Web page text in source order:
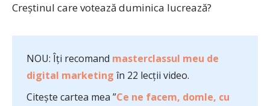
Creştinul care votează duminica lucrează?
NOU: Îți recomand masterclassul meu de
digital marketing în 22 lecții video.
Citește cartea mea ”Ce ne facem, domle, cu